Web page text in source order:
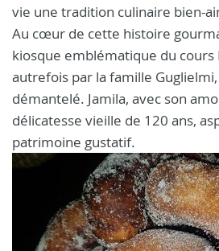
vie une tradition culinaire bien-
Au cœur de cette histoire
kiosque emblématique du cours
autrefois par la famille
démantelé. Jamila, avec son
délicatesse vieille de 120 ans,
patrimoine gustatif.